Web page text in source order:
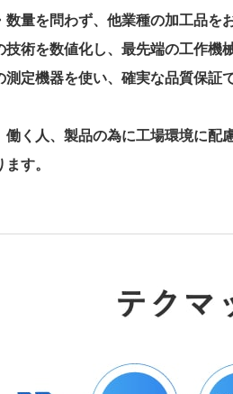
数量を問わず、他業種の加工品を
技術を数値化し、最先端の工作機
測定機器を使い、確実な品質保証
働く人、製品の為に工場環境に配
す。